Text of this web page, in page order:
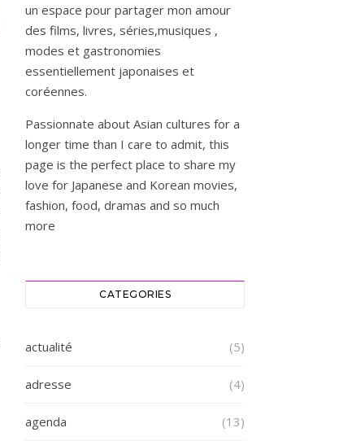
un espace pour partager mon amour
des films, livres, séries,musiques ,
modes et gastronomies
essentiellement japonaises et
coréennes.
Passionnate about Asian cultures for a
longer time than I care to admit, this
page is the perfect place to share my
love for Japanese and Korean movies,
fashion, food, dramas and so much
more
CATEGORIES
actualité (5)
adresse (4)
agenda (13)